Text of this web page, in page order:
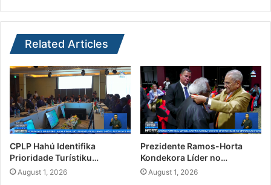
Related Articles
CPLP Hahú Identifika
Prioridade Turístiku…
August 1, 2026
Prezidente Ramos-Horta
Kondekora Líder no…
August 1, 2026